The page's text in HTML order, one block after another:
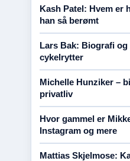
Kash Patel: Hvem er
han så berømt
Lars Bak: Biografi
cykelrytter
Michelle Hunziker –
privatliv
Hvor gammel er
Instagram og mere
Mattias Skjelmose: